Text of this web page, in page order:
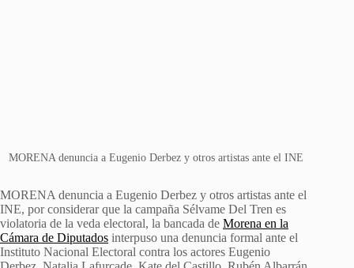
MORENA denuncia a Eugenio Derbez y otros artistas ante el INE
MORENA denuncia a Eugenio Derbez y otros artistas ante el
INE, por considerar que la campaña Sélvame Del Tren es
violatoria de la veda electoral, la bancada de Morena en la
Cámara de Diputados interpuso una denuncia formal ante el
Instituto Nacional Electoral contra los actores Eugenio